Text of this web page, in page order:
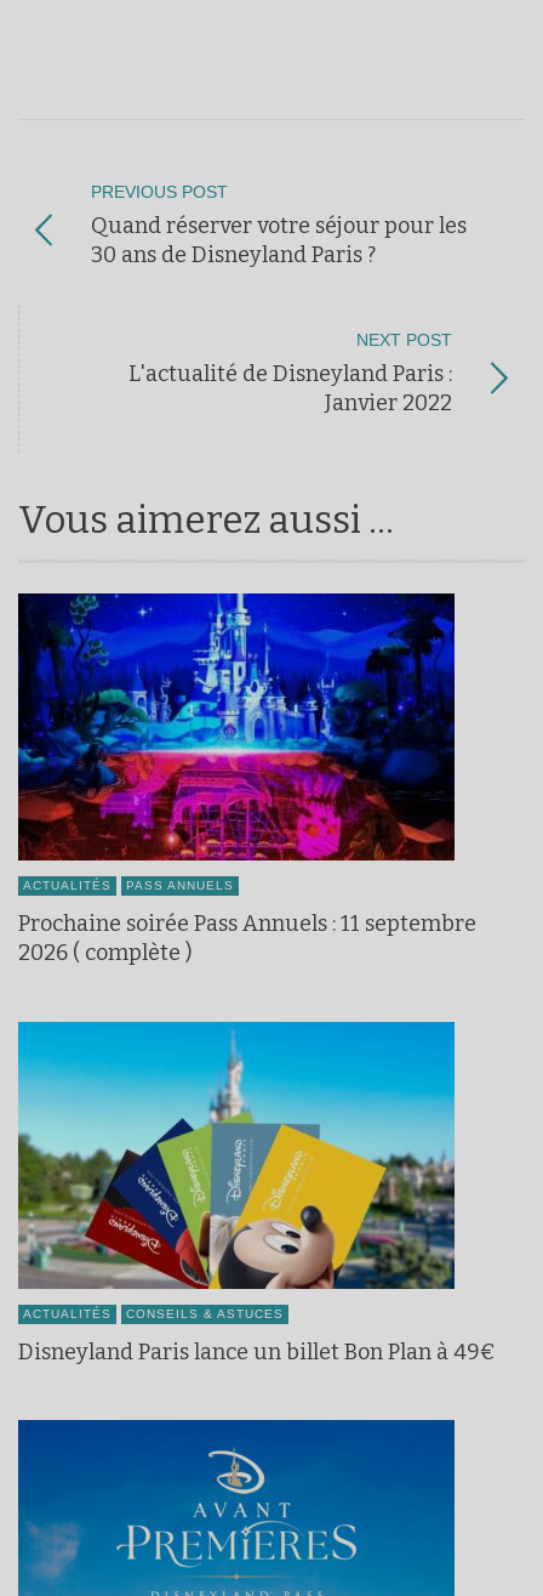
PREVIOUS POST
Quand réserver votre séjour pour les
30 ans de Disneyland Paris ?
NEXT POST
L'actualité de Disneyland Paris :
Janvier 2022
Vous aimerez aussi ...
ACTUALITÉS PASS ANNUELS
Prochaine soirée Pass Annuels : 11 septembre
2026 ( complète )
ACTUALITÉS CONSEILS & ASTUCES
Disneyland Paris lance un billet Bon Plan à 49€